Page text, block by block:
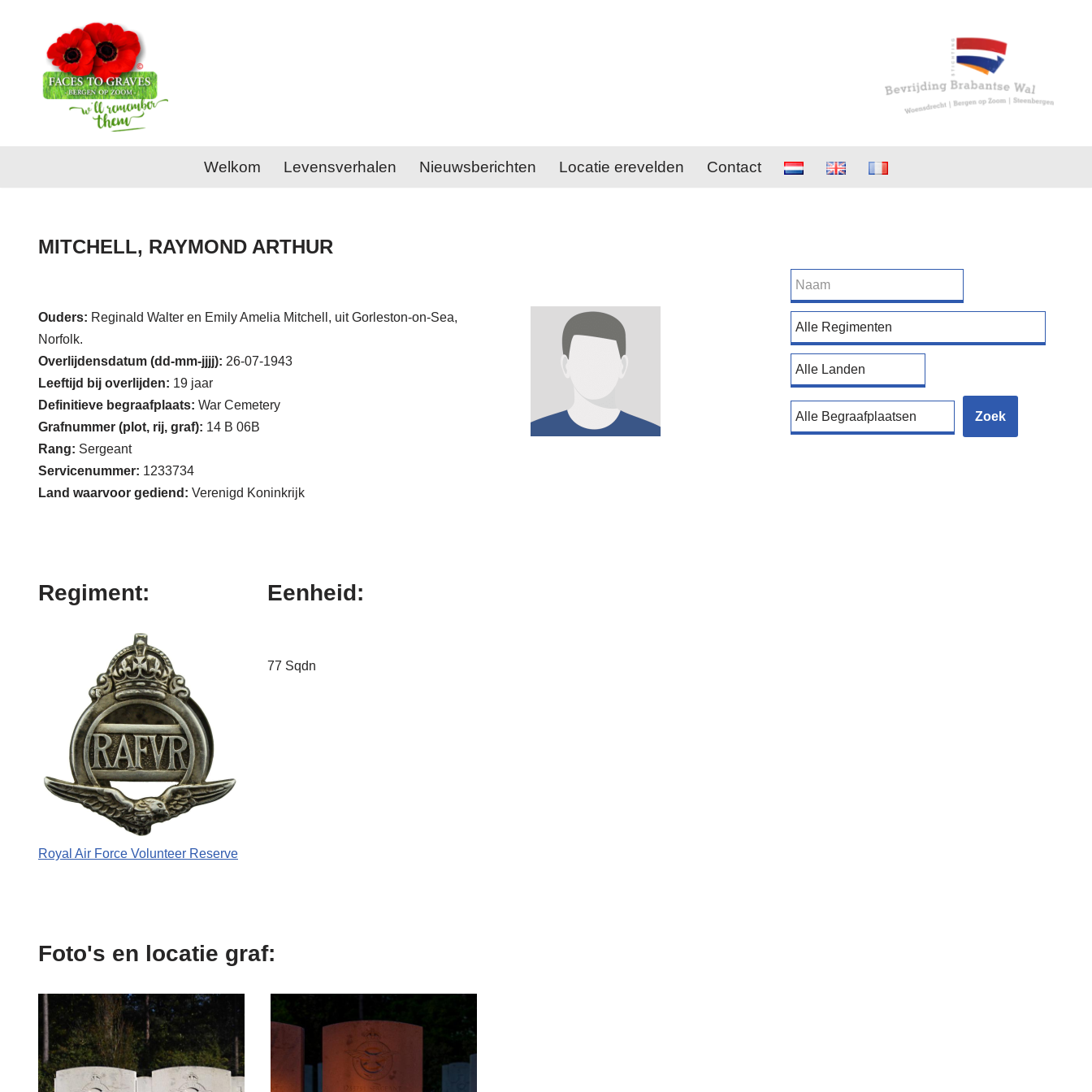
Welkom Levensverhalen Nieuwsberichten Locatie erevelden Contact
MITCHELL, RAYMOND ARTHUR
Ouders: Reginald Walter en Emily Amelia Mitchell, uit Gorleston-on-Sea,
Norfolk.
Overlijdensdatum (dd-mm-jjjj): 26-07-1943
Leeftijd bij overlijden: 19 jaar
Definitieve begraafplaats: War Cemetery
Grafnummer (plot, rij, graf): 14 B 06B
Rang: Sergeant
Servicenummer: 1233734
Land waarvoor gediend: Verenigd Koninkrijk
Regiment:
Royal Air Force Volunteer Reserve
Eenheid:
77 Sqdn
Foto's en locatie graf: